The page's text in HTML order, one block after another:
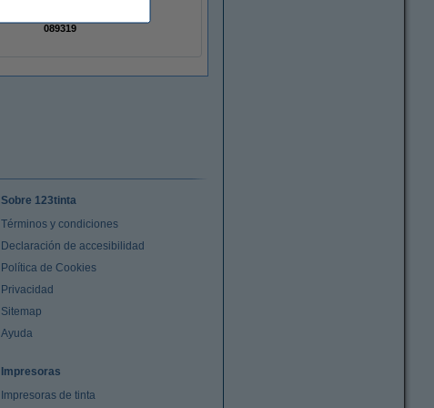
089319
Sobre 123tinta
Términos y condiciones
Declaración de accesibilidad
Política de Cookies
Privacidad
Sitemap
Ayuda
Impresoras
Impresoras de tinta